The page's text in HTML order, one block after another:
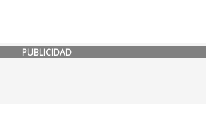
PUBLICIDAD